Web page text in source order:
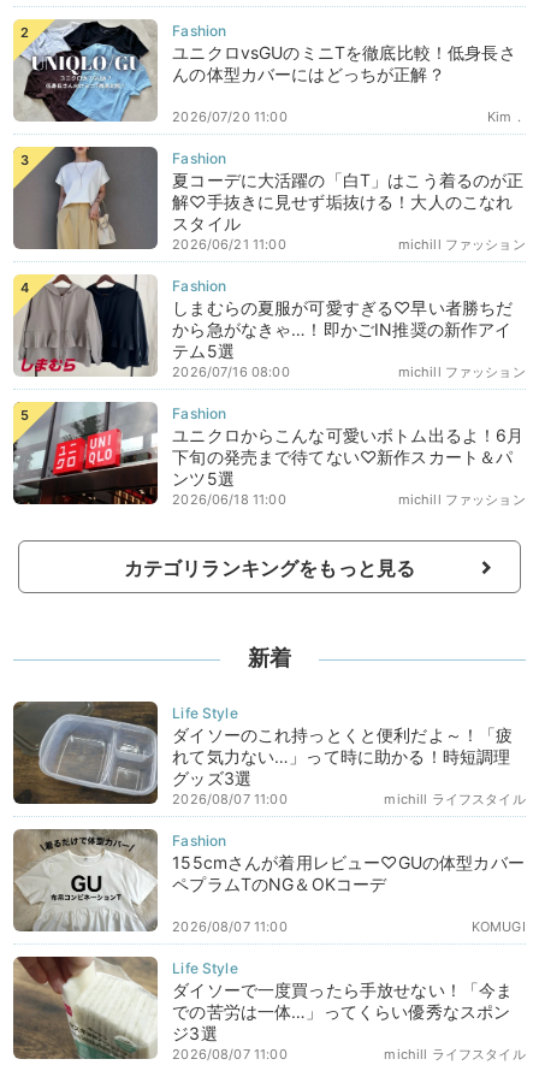
ユニクロvsGUのミニTを徹底比較！低身長さ
んの体型カバーにはどっちが正解？
Kim．
2026/07/20 11:00
夏コーデに大活躍の「白T」はこう着るのが正
解♡手抜きに見せず垢抜ける！大人のこなれ
スタイル
michill ファッション
2026/06/21 11:00
しまむらの夏服が可愛すぎる♡早い者勝ちだ
から急がなきゃ…！即かごIN推奨の新作アイ
テム5選
michill ファッション
2026/07/16 08:00
ユニクロからこんな可愛いボトム出るよ！6月
下旬の発売まで待てない♡新作スカート＆パ
ンツ5選
michill ファッション
2026/06/18 11:00
カテゴリランキングをもっと見る
新着
ダイソーのこれ持っとくと便利だよ～！「疲
れて気力ない…」って時に助かる！時短調理
グッズ3選
michill ライフスタイル
2026/08/07 11:00
155cmさんが着用レビュー♡GUの体型カバー
ペプラムTのNG＆OKコーデ
KOMUGI
2026/08/07 11:00
ダイソーで一度買ったら手放せない！「今ま
での苦労は一体…」ってくらい優秀なスポン
ジ3選
michill ライフスタイル
2026/08/07 11:00